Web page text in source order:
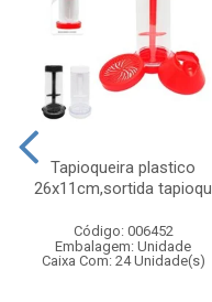
Tapioqueira plastico
26x11cm,sortida tapioqu
Código: 006452
Embalagem: Unidade
Caixa Com: 24 Unidade(s)